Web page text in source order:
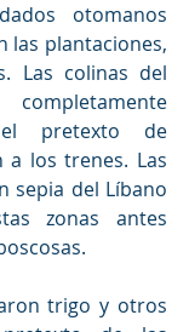
otomanos
las plantaciones,
Las colinas del
pretexto de
los trenes. Las
sepia del Líbano
zonas antes
trigo y otros